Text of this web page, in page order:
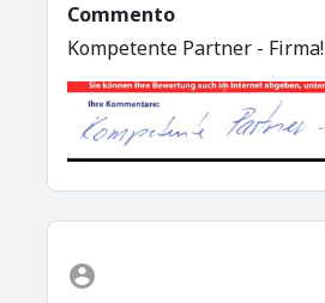
Commento
Kompetente Partner - Firma!